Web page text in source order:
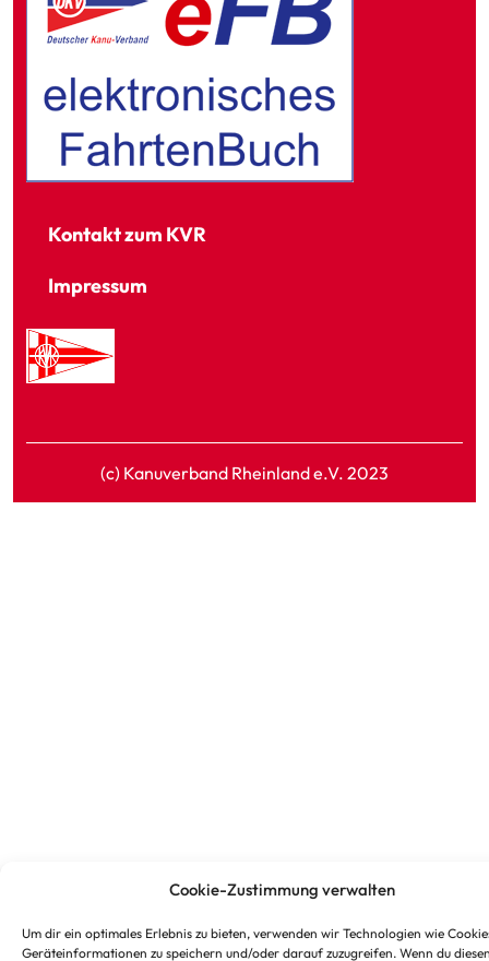
Cookie-Zustimmung verwalten
Um dir ein optimales Erlebnis zu bieten, verwenden wir Technologien wie
Geräteinformationen zu speichern und/oder darauf zuzugreifen. Wenn du
Kontakt zum KVR
Impressum
(c) Kanuverband Rheinland e.V. 2023